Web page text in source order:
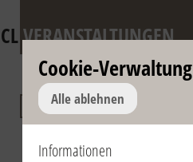
CLVERANSTALTUNGEN
Karwoche und
Ostern
Cookie-Verwaltung
Alle ablehnen
Informationen